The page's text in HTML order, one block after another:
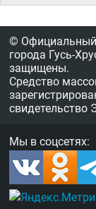
© Официальный
города Гусь-
защищены.
Средство
свидетельство
Мы в соцсетях: